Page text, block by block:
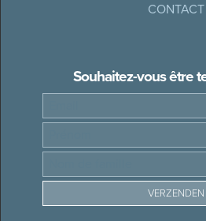
CONTACT
Souhaitez-vous être